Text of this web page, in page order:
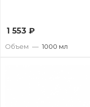
1 553 ₽
Объем — 1000 мл